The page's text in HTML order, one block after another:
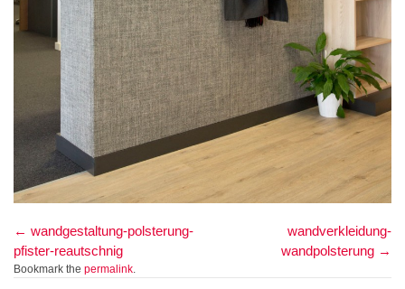
wandgestaltung-polsterung-
pfister-reautschnig
wandverkleidung-
wandpolsterung
Bookmark the permalink.